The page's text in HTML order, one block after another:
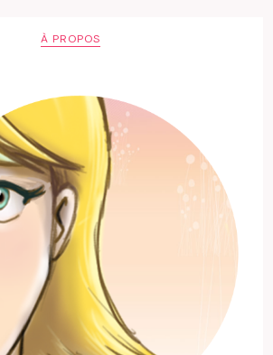
À PROPOS